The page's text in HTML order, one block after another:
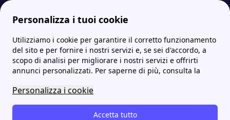
Personalizza i tuoi cookie
Utilizziamo i cookie per garantire il corretto funzionamento
del sito e per fornire i nostri servizi e, se sei d'accordo, a
scopo di analisi per migliorare i nostri servizi e offrirti
annunci personalizzati. Per saperne di più, consulta la
Personalizza i cookie
Accetta tutto
Energia-Luce.it Uffici e sportelli DUFERCO: dove trovarli, indirizzi e contatti Duferco Cimitile: contatti, sportelli e informazioni utili
Duferco Cimitile: contatti,
sportelli e informazioni
utili